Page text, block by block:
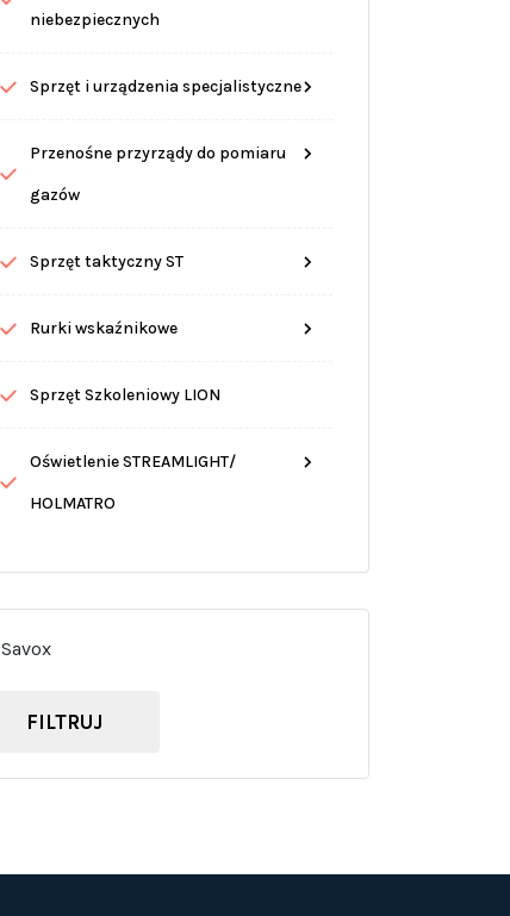
niebezpiecznych
Sprzęt i urządzenia specjalistyczne
Przenośne przyrządy do pomiaru
gazów
Sprzęt taktyczny ST
Rurki wskaźnikowe
Sprzęt Szkoleniowy LION
Oświetlenie STREAMLIGHT/
HOLMATRO
Savox
FILTRUJ